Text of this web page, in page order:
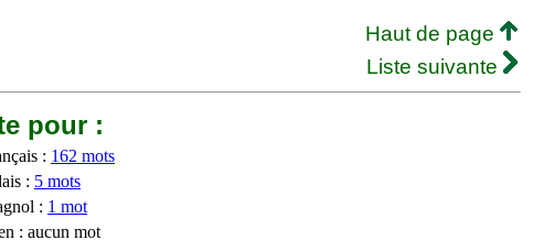
Haut de page
Liste suivante
pour :
: 162 mots
: 5 mots
: 1 mot
: aucun mot